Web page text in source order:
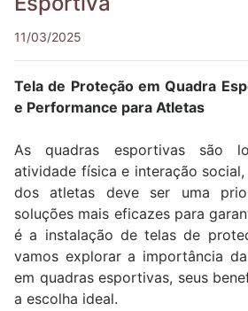
11/03/2025
Tela de Proteção em Quadra
e Performance para Atletas
As quadras esportivas são
atividade física e interação
dos atletas deve ser uma
soluções mais eficazes para
é a instalação de telas de
vamos explorar a importância
em quadras esportivas, seus
a escolha ideal.